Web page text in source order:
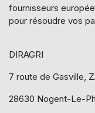
fournisseurs
pour résoudre vos
DIRAGRI
7 route de Gasville,
28630 Nogent-Le-